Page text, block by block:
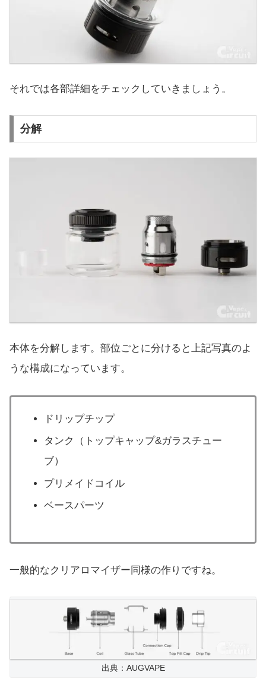
それでは各部詳細をチェックしていきましょう。
分解
本体を分解します。部位ごとに分けると上記写真のよ
うな構成になっています。
ドリップチップ
タンク（トップキャップ&ガラスチュー
ブ）
プリメイドコイル
ベースパーツ
一般的なクリアロマイザー同様の作りですね。
出典：AUGVAPE